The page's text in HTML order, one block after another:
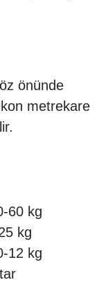
önünde
metrekare
60 kg
kg
12 kg